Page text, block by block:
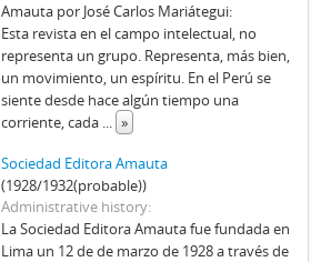
Amauta por José Carlos Mariátegui:
Esta revista en el campo intelectual, no
representa un grupo. Representa, más bien,
un movimiento, un espíritu. En el Perú se
siente desde hace algún tiempo una
corriente, cada ... »
Sociedad Editora Amauta
(1928/1932(probable))
Administrative history
La Sociedad Editora Amauta fue fundada en
Lima un 12 de de marzo de 1928 a través de